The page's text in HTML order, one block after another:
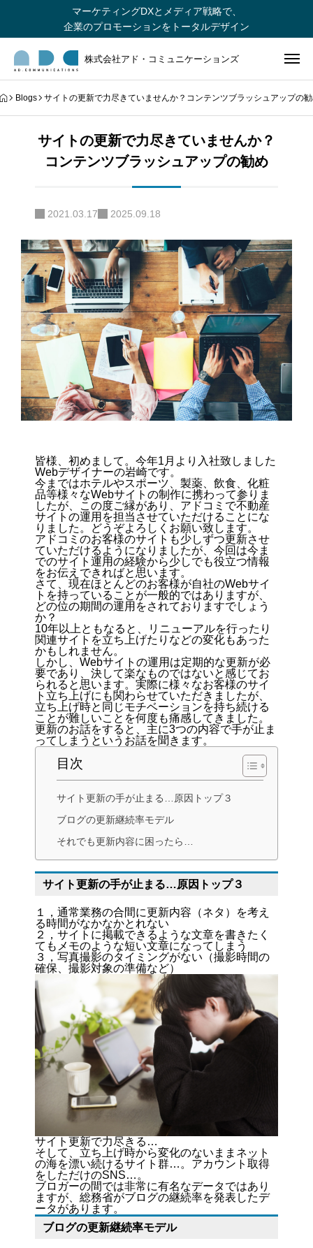
マーケティングDXとメディア戦略で、
企業のプロモーションをトータルデザイン
株式会社アド・コミュニケーションズ
Blogs サイトの更新で力尽きていませんか？コンテンツブラッシュアップの
サイトの更新で力尽きていませんか？
コンテンツブラッシュアップの勧め
2021.03.17 2025.09.18
皆様、初めまして。今年1月より入社致しました
Webデザイナーの岩崎です。
今まではホテルやスポーツ、製薬、飲食、化粧
品等様々なWebサイトの制作に携わって参りま
したが、この度ご縁があり、アドコミで不動産
サイトの運用を担当させていただけることにな
りました。どうぞよろしくお願い致します。
アドコミのお客様のサイトも少しずつ更新させ
ていただけるようになりましたが、今回は今ま
でのサイト運用の経験から少しでも役立つ情報
をお伝えできればと思います。
さて、現在ほとんどのお客様が自社のWebサイ
トを持っていることが一般的ではありますが、
どの位の期間の運用をされておりますでしょう
か？
10年以上ともなると、リニューアルを行ったり
関連サイトを立ち上げたりなどの変化もあった
かもしれません。
しかし、Webサイトの運用は定期的な更新が必
要であり、決して楽なものではないと感じてお
られると思います。実際に様々なお客様のサイ
ト立ち上げにも関わらせていただきましたが、
立ち上げ時と同じモチベーションを持ち続ける
ことが難しいことを何度も痛感してきました。
更新のお話をすると、主に3つの内容で手が止ま
ってしまうというお話を聞きます。
目次
サイト更新の手が止まる…原因トップ３
ブログの更新継続率モデル
それでも更新内容に困ったら…
サイト更新の手が止まる…原因トップ３
１，通常業務の合間に更新内容（ネタ）を考え
る時間がなかなかとれない
２，サイトに掲載できるような文章を書きたく
てもメモのような短い文章になってしまう
３，写真撮影のタイミングがない（撮影時間の
確保、撮影対象の準備など）
サイト更新で力尽きる…
そして、立ち上げ時から変化のないままネット
の海を漂い続けるサイト群…。アカウント取得
をしただけのSNS…。
ブロガーの間では非常に有名なデータではあり
ますが、総務省がブログの継続率を発表したデ
ータがあります。
ブログの更新継続率モデル